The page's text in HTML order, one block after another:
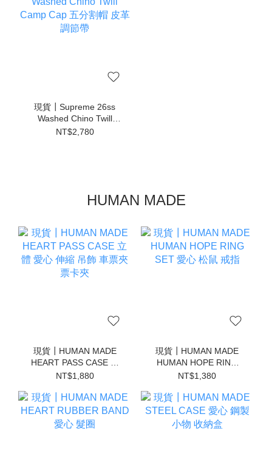
現貨┃Supreme 26ss
Washed Chino Twill
Camp Cap 五分割帽 皮NT$2,780
HUMAN MADE
現貨┃HUMAN MADE
HEART PASS CASE 立
體 愛心 伸縮 吊飾 車票夾
NT$1,880
現貨┃HUMAN MADE
HUMAN HOPE RING
SET 愛心 松鼠 戒指
NT$1,380